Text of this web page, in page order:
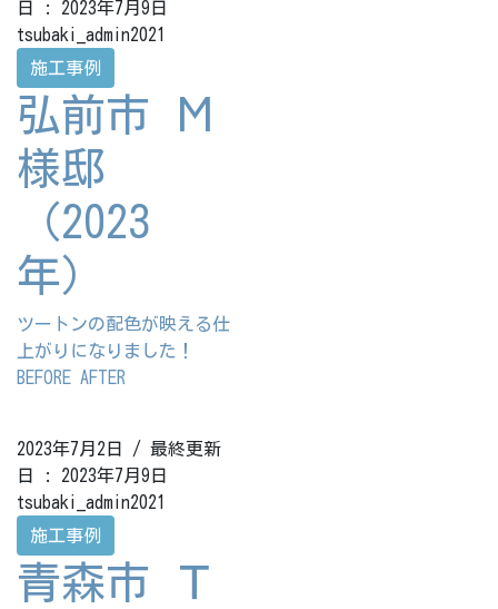
日 : 2023年7月9日
tsubaki_admin2021
施工事例
弘前市 М
様邸
（2023
年）
ツートンの配色が映える仕
上がりになりました！
BEFORE AFTER
2023年7月2日
/ 最終更新
日 : 2023年7月9日
tsubaki_admin2021
施工事例
青森市 Ｔ